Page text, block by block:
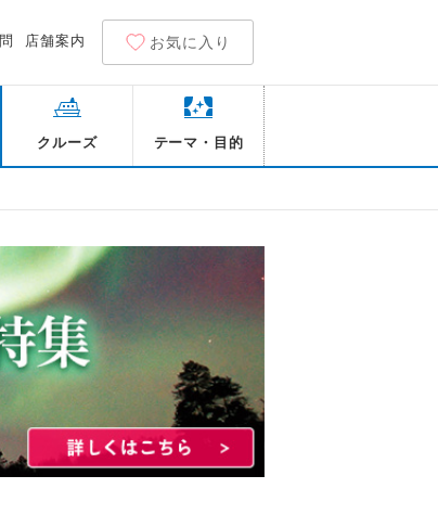
店舗案内 お気に入り
クルーズ テーマ・目的